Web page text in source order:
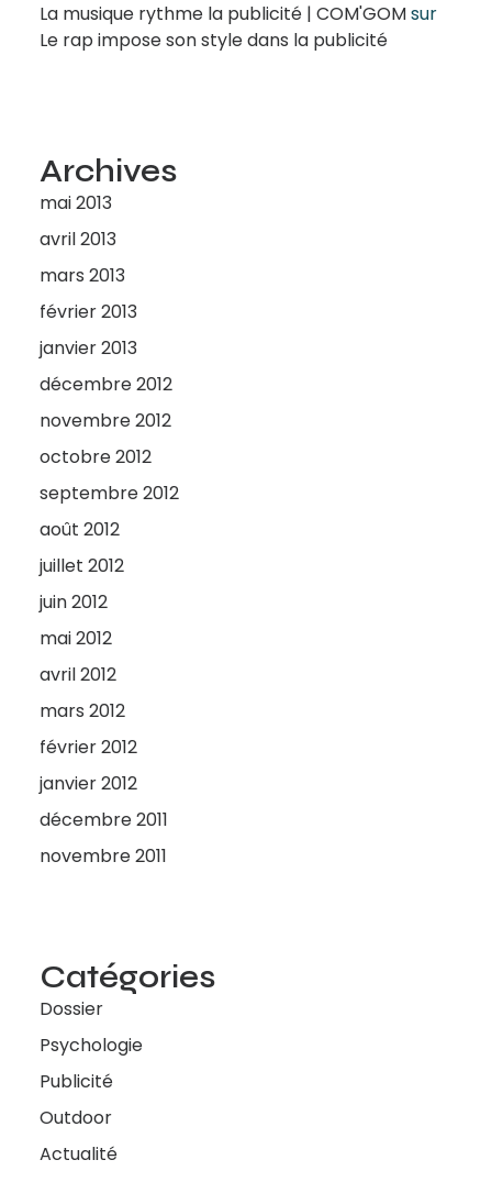
La musique rythme la publicité | COM'GOMsur
Le rap impose son style dans la publicité
Archives
mai 2013
avril 2013
mars 2013
février 2013
janvier 2013
décembre 2012
novembre 2012
octobre 2012
septembre 2012
août 2012
juillet 2012
juin 2012
mai 2012
avril 2012
mars 2012
février 2012
janvier 2012
décembre 2011
novembre 2011
Catégories
Dossier
Psychologie
Publicité
Outdoor
Actualité